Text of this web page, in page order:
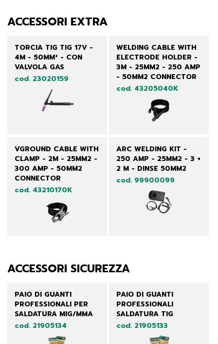
ACCESSORI EXTRA
TORCIA TIG TIG 17V -
4M - 50MM² - CON
VALVOLA GAS
cod. 23020159
WELDING CABLE WITH
ELECTRODE HOLDER -
3M - 25MM2 - 250 AMP
- 50MM2 CONNECTOR
cod. 43205040K
VGROUND CABLE WITH
CLAMP - 2M - 25MM2 -
300 AMP - 50MM2
CONNECTOR
cod. 43210170K
ARC WELDING KIT -
250 AMP - 25MM2 - 3 +
2 M - DINSE 50MM2
cod. 99900099
ACCESSORI SICUREZZA
PAIO DI GUANTI
PROFESSIONALI PER
SALDATURA MIG/MMA
cod. 21905134
PAIO DI GUANTI
PROFESSIONALI
SALDATURA TIG
cod. 21905133